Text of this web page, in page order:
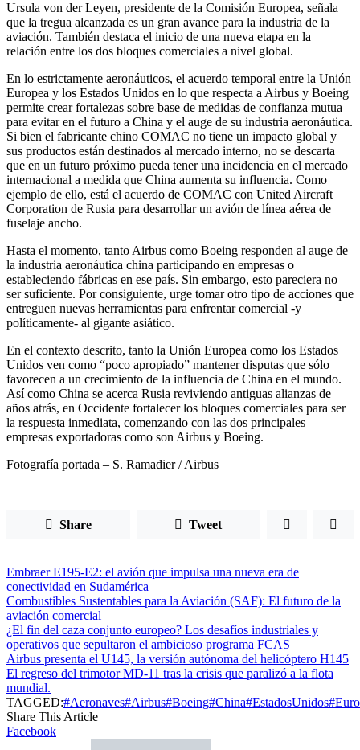
Ursula von der Leyen, presidente de la Comisión Europea, señala
que la tregua alcanzada es un gran avance para la industria de la
aviación. También destaca el inicio de una nueva etapa en la
relación entre los dos bloques comerciales a nivel global.
En lo estrictamente aeronáuticos, el acuerdo temporal entre la Unión
Europea y los Estados Unidos en lo que respecta a Airbus y Boeing
permite crear fortalezas sobre base de medidas de confianza mutua
para evitar en el futuro a China y el auge de su industria aeronáutica.
Si bien el fabricante chino COMAC no tiene un impacto global y
sus productos están destinados al mercado interno, no se descarta
que en un futuro próximo pueda tener una incidencia en el mercado
internacional a medida que China aumenta su influencia. Como
ejemplo de ello, está el acuerdo de COMAC con United Aircraft
Corporation de Rusia para desarrollar un avión de línea aérea de
fuselaje ancho.
Hasta el momento, tanto Airbus como Boeing responden al auge de
la industria aeronáutica china participando en empresas o
estableciendo fábricas en ese país. Sin embargo, esto pareciera no
ser suficiente. Por consiguiente, urge tomar otro tipo de acciones que
entreguen nuevas herramientas para enfrentar comercial -y
políticamente- al gigante asiático.
En el contexto descrito, tanto la Unión Europea como los Estados
Unidos ven como “poco apropiado” mantener disputas que sólo
favorecen a un crecimiento de la influencia de China en el mundo.
Así como China se acerca Rusia reviviendo antiguas alianzas de
años atrás, en Occidente fortalecer los bloques comerciales para ser
la respuesta inmediata, comenzando con las dos principales
empresas exportadoras como son Airbus y Boeing.
Fotografía portada – S. Ramadier / Airbus
Share Tweet
Embraer E195-E2: el avión que impulsa una nueva era de
conectividad en Sudamérica
Combustibles Sustentables para la Aviación (SAF): El futuro de la
aviación comercial
¿El fin del caza conjunto europeo? Los desafíos industriales y
operativos que sepultaron el ambicioso programa FCAS
Airbus presenta el U145, la versión autónoma del helicóptero H145
El regreso del trimotor MD-11 tras la crisis que paralizó a la flota
mundial.
TAGGED:#Aeronaves#Airbus#Boeing#China#EstadosUnidos
Share This Article
Facebook